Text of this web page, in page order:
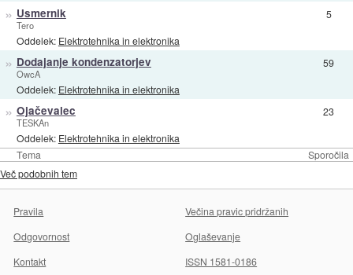
Tema Sporočila
» Usmernik
Tero
Oddelek: Elektrotehnika in elektronika
5
» Dodajanje kondenzatorjev
OwcA
Oddelek: Elektrotehnika in elektronika
59
» Ojačevalec
TESKAn
Oddelek: Elektrotehnika in elektronika
23
Več podobnih tem
Pravila
Večina pravic pridržanih
Odgovornost
Oglaševanje
Kontakt
ISSN 1581-0186